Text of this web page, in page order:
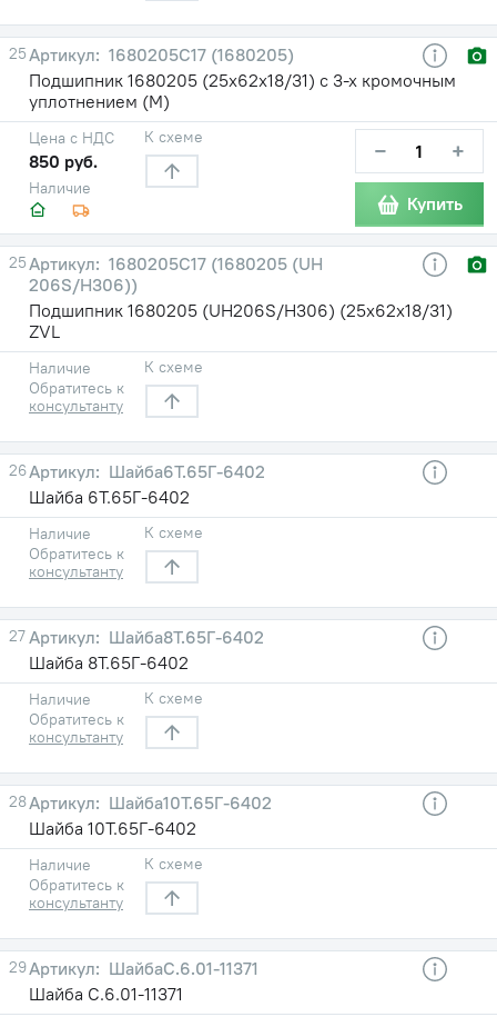
25
1680205С17 (1680205)
Подшипник 1680205 (25х62х18/31) с 3-х кромочным
уплотнением (М)
Наличие
Цена с НДС
850 руб.
К схеме − +
Купить
25
1680205С17 (1680205 (UH
206S/H306))
Подшипник 1680205 (UH206S/H306) (25х62х18/31)
ZVL
Наличие
Обратитесь к
консультанту
К схеме
26
Шайба6Т.65Г-6402
Шайба 6Т.65Г-6402
Наличие
Обратитесь к
консультанту
К схеме
27
Шайба8Т.65Г-6402
Шайба 8Т.65Г-6402
Наличие
Обратитесь к
консультанту
К схеме
28
Шайба10Т.65Г-6402
Шайба 10Т.65Г-6402
Наличие
Обратитесь к
консультанту
К схеме
29
ШайбаС.6.01-11371
Шайба С.6.01-11371